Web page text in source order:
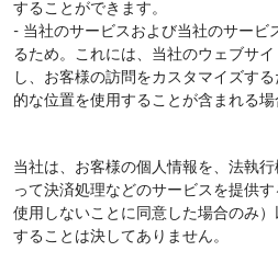
することができます。
- 当社のサービスおよび当社のサービ
るため。これには、当社のウェブサ
し、お客様の訪問をカスタマイズす
的な位置を使用することが含まれる場
当社は、お客様の個人情報を、法執
って決済処理などのサービスを提供
使用しないことに同意した場合のみ
することは決してありません。